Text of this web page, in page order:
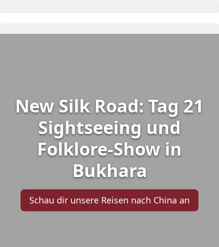
New Silk Road: Tag 21
Sightseeing und
Folklore-Show in
Bukhara
Schau dir unsere Reisen nach China an